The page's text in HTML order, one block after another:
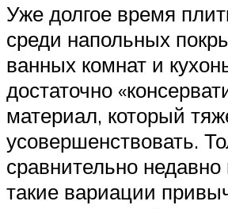
Уже долгое время
среди напольных
ванных комнат и
достаточно
материал, который
усовершенствовать.
сравнительно
такие вариации